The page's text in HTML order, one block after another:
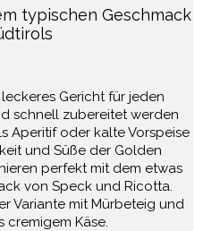
typischen Geschmack
Gericht für jeden
schnell zubereitet werden
Aperitif oder kalte Vorspeise
und Süße der Golden
perfekt mit dem etwas
von Speck und Ricotta.
Variante mit Mürbeteig und
cremigem Käse.